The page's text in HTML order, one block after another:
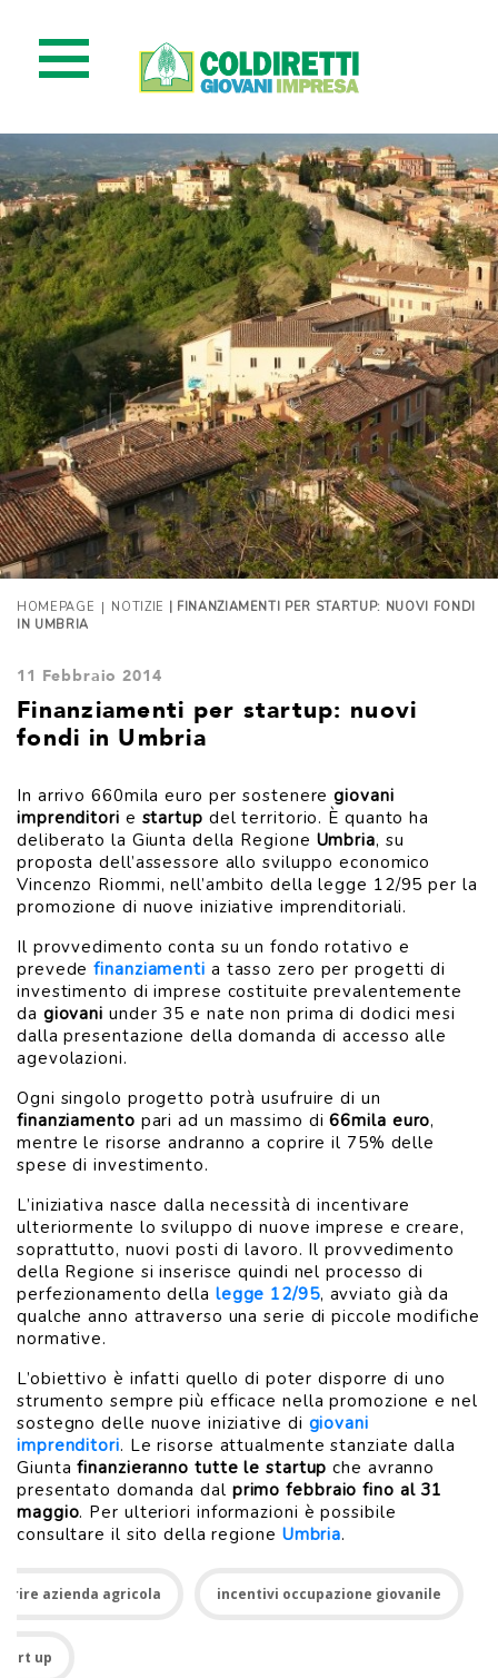
HOMEPAGE | NOTIZIE
| FINANZIAMENTI PER STARTUP: NUOVI FONDI
IN UMBRIA
11 Febbraio 2014
Finanziamenti per startup: nuovi
fondi in Umbria
In arrivo 660mila euro per sosteneregiovani
imprenditori e startup del territorio. È quanto ha
deliberato la Giunta della Regione Umbria, su
proposta dell’assessore allo sviluppo economico
Vincenzo Riommi, nell’ambito della legge 12/95 per la
promozione di nuove iniziative imprenditoriali.
Il provvedimento conta su un fondo rotativo e
prevedefinanziamenti a tasso zero per progetti di
investimento di imprese costituite prevalentemente
da giovani under 35 e nate non prima di dodici mesi
dalla presentazione della domanda di accesso alle
agevolazioni.
Ogni singolo progetto potrà usufruire di un
finanziamento pari ad un massimo di66mila euro,
mentre le risorse andranno a coprire il 75% delle
spese di investimento.
L’iniziativa nasce dalla necessità di incentivare
ulteriormente lo sviluppo di nuove imprese e creare,
soprattutto, nuovi posti di lavoro. Il provvedimento
della Regione si inserisce quindi nel processo di
perfezionamento della legge 12/95, avviato già da
qualche anno attraverso una serie di piccole modifiche
normative.
L’obiettivo è infatti quello di poter disporre di uno
strumento sempre più efficace nella promozione e nel
sostegno delle nuove iniziative di giovani
imprenditori. Le risorse attualmente stanziate dalla
Giuntafinanzieranno tutte le startup che avranno
presentato domanda dal primo febbraio fino al 31
maggio. Per ulteriori informazioni è possibile
consultare il sito della regione Umbria.
azienda agricola incentivi occupazione giovanile
up